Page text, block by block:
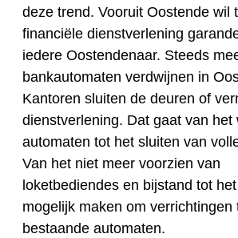
deze trend. Vooruit Oostende wil
financiële dienstverlening
iedere Oostendenaar. Steeds
bankautomaten verdwijnen in
Kantoren sluiten de deuren of
dienstverlening. Dat gaat van het
automaten tot het sluiten van
Van het niet meer voorzien van
loketbediendes en bijstand tot
mogelijk maken om verrichtingen
bestaande automaten.